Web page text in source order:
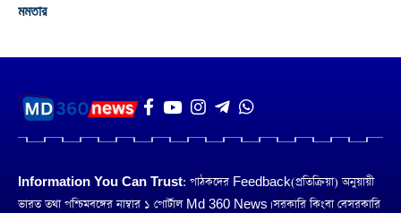
মমতার
Information You Can Trust: পাঠকদের Feedback(প্রতিক্রিয়া) অনুয়ায়ী
ভারত তথা পশ্চিমবঙ্গের নাম্বার ১ পোর্টাল Md 360 News। সরকারি কিংবা বেসরকারি